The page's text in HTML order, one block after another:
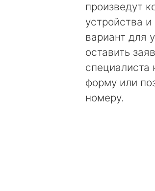
произведут
устройства
вариант для
оставить
специалиста
форму или
номеру.